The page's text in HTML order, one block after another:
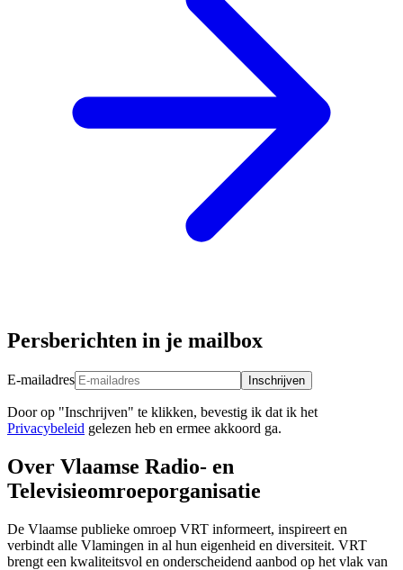
Persberichten in je mailbox
E-mailadres Inschrijven
Door op "Inschrijven" te klikken, bevestig ik dat ik het
Privacybeleid gelezen heb en ermee akkoord ga.
Over Vlaamse Radio- en
Televisieomroeporganisatie
De Vlaamse publieke omroep VRT informeert, inspireert en
verbindt alle Vlamingen in al hun eigenheid en diversiteit. VRT
brengt een kwaliteitsvol en onderscheidend aanbod op het vlak van